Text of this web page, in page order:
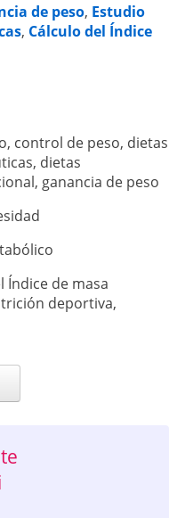
de peso, Estudio
, Cálculo del Índice
, control de peso, dietas
, dietas
, ganancia de peso
Índice de masa
deportiva,